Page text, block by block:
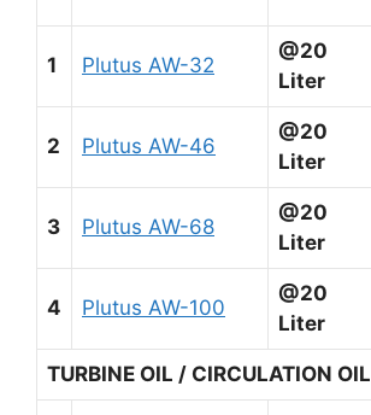
1 Plutus AW-32
@20
Liter
2 Plutus AW-46
@20
Liter
3 Plutus AW-68
@20
Liter
4 Plutus AW-100
@20
Liter
TURBINE OIL / CIRCULATION OIL